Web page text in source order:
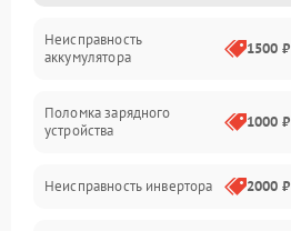
Звук и индикация
Неисправность
аккумулятора
1500 ₽
Поломка зарядного
устройства
1000 ₽
Неисправность инвертора 2000 ₽